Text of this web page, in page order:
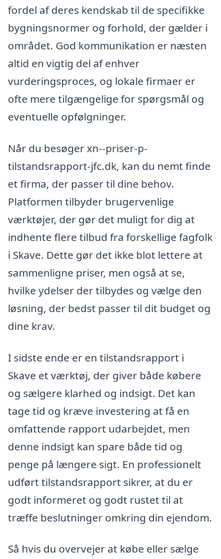
fordel af deres kendskab til de specifikke
bygningsnormer og forhold, der gælder i
området. God kommunikation er næsten
altid en vigtig del af enhver
vurderingsproces, og lokale firmaer er
ofte mere tilgængelige for spørgsmål og
eventuelle opfølgninger.
Når du besøger xn--priser-p-
tilstandsrapport-jfc.dk, kan du nemt finde
et firma, der passer til dine behov.
Platformen tilbyder brugervenlige
værktøjer, der gør det muligt for dig at
indhente flere tilbud fra forskellige fagfolk
i Skave. Dette gør det ikke blot lettere at
sammenligne priser, men også at se,
hvilke ydelser der tilbydes og vælge den
løsning, der bedst passer til dit budget og
dine krav.
I sidste ende er en tilstandsrapport i
Skave et værktøj, der giver både købere
og sælgere klarhed og indsigt. Det kan
tage tid og kræve investering at få en
omfattende rapport udarbejdet, men
denne indsigt kan spare både tid og
penge på længere sigt. En professionelt
udført tilstandsrapport sikrer, at du er
godt informeret og godt rustet til at
træffe beslutninger omkring din ejendom.
Så hvis du overvejer at købe eller sælge